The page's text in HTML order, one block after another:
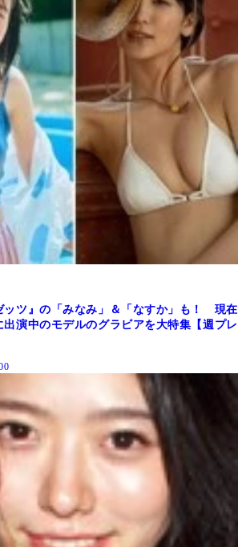
ッツ』の「みなみ」＆「なすか」も！ 現在
出演中のモデルのグラビアを大特集【週プレ